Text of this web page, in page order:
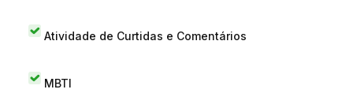
Atividade de Curtidas e Comentários
MBTI